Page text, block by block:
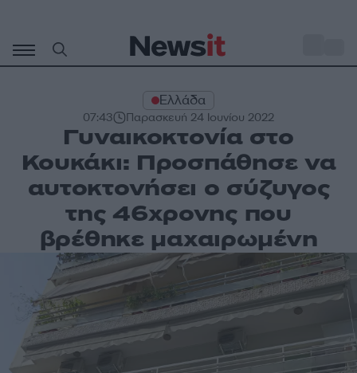
περιεχόμενο
Ελλάδα
07:43 Παρασκευή 24 Ιουνίου 2022
Γυναικοκτονία στο
Κουκάκι: Προσπάθησε να
αυτοκτονήσει ο σύζυγος
της 46χρονης που
βρέθηκε μαχαιρωμένη